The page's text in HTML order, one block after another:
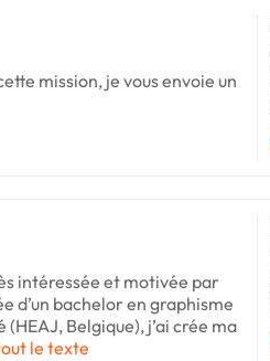
mission, je vous envoie un
intéressée et motivée par
d’un bachelor en graphisme
Belgique), j’ai crée ma
le texte